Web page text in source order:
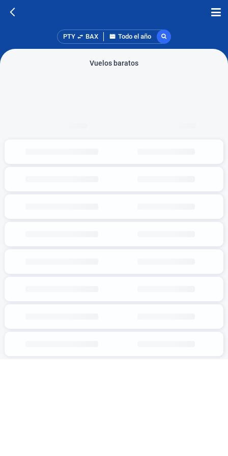
PTY BAX Todo el año
Vuelos baratos